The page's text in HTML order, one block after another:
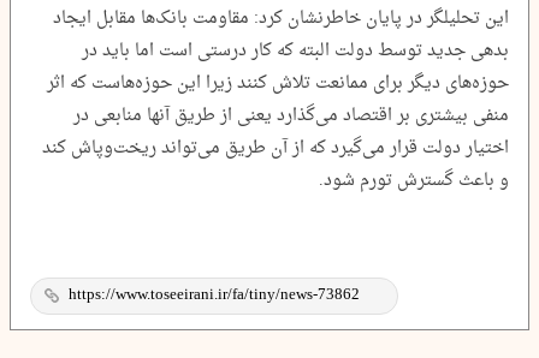
این تحلیلگر در پایان خاطرنشان کرد: مقاومت بانک‌ها مقابل ایجاد
بدهی جدید توسط دولت البته که کار درستی است اما باید در
حوزه‌های دیگر برای ممانعت تلاش کنند زیرا این حوزه‌هاست که اثر
منفی بیشتری بر اقتصاد می‌گذارد یعنی از طریق آنها منابعی در
اختیار دولت قرار می‌گیرد که از آن طریق می‌تواند ریخت‌وپاش کند
و باعث گسترش تورم شود.